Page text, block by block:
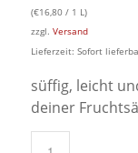
(€16,80/ 1 L)
zzgl. Versand
Lieferzeit: Sofort
süffig, leicht
deiner